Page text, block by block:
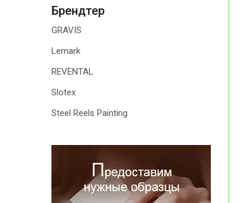
Брендтер
GRAVIS
Lemark
REVENTAL
Slotex
Steel Reels Painting